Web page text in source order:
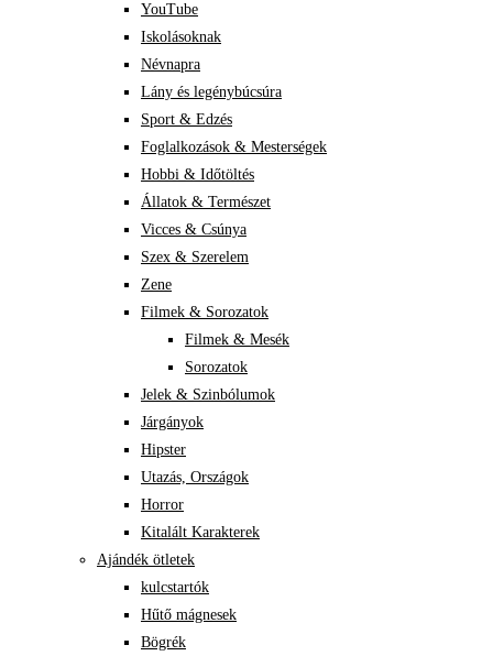
YouTube
Iskolásoknak
Névnapra
Lány és legénybúcsúra
Sport & Edzés
Foglalkozások & Mesterségek
Hobbi & Időtöltés
Állatok & Természet
Vicces & Csúnya
Szex & Szerelem
Zene
Filmek & Sorozatok
Filmek & Mesék
Sorozatok
Jelek & Szinbólumok
Járgányok
Hipster
Utazás, Országok
Horror
Kitalált Karakterek
Ajándék ötletek
kulcstartók
Hűtő mágnesek
Bögrék